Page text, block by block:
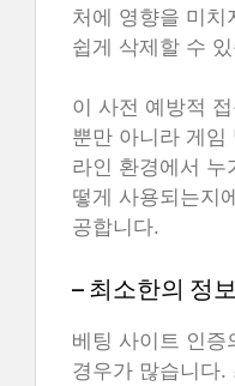
처에 영향을 미치
쉽게 삭제할 수
이 사전 예방적
뿐만 아니라 게임
라인 환경에서 누
떻게 사용되는지
공합니다.
– 최소한의 정
베팅 사이트 인증
경우가 많습니다.